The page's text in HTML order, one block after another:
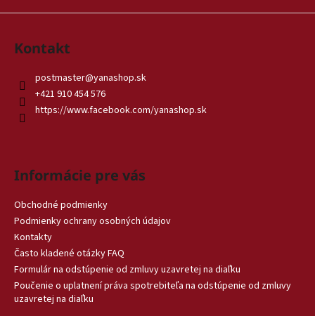
i
Kontakt
postmaster@yanashop.sk
+421 910 454 576
https://www.facebook.com/yanashop.sk
Informácie pre vás
Obchodné podmienky
Podmienky ochrany osobných údajov
Kontakty
Často kladené otázky FAQ
Formulár na odstúpenie od zmluvy uzavretej na diaľku
Poučenie o uplatnení práva spotrebiteľa na odstúpenie od zmluvy
uzavretej na diaľku